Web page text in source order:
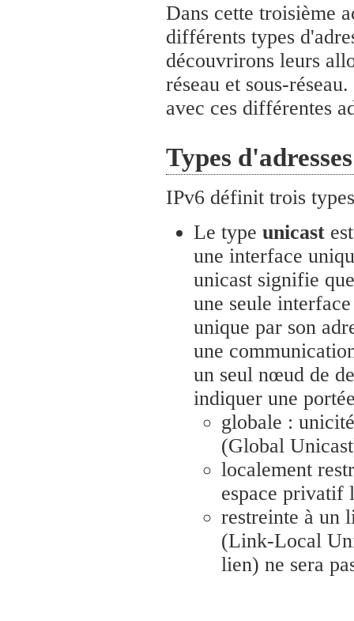
Dans cette troisième
différents types
découvrirons leurs
réseau et sous-
avec ces différentes
Types d'adresses
IPv6 définit trois
Le type unicast
une interface
unicast signifie
une seule
unique par son
une
un seul nœud de
indiquer une
globale :
(Global
localement
espace privatif
restreinte à un
(Link-Local
lien) ne sera